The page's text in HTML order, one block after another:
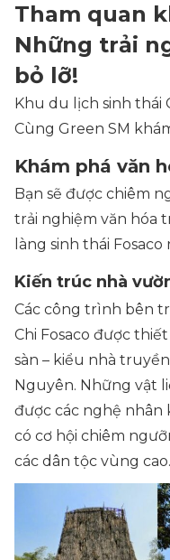
Tham quan
Những trải
bỏ lỡ!
Khu du lịch sinh thái
Cùng Green SM
Khám phá văn
Bạn sẽ được chiêm
trải nghiệm văn hóa
làng sinh thái Fosaco
Kiến trúc nhà
Các công trình bên
Chi Fosaco được
sàn – kiểu nhà
Nguyên. Những vật
được các nghệ nhân
có cơ hội chiêm
các dân tộc vùng cao.